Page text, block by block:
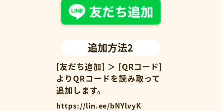
追加方法2
[友だち追加] ＞ [QRコード]
よりQRコードを読み取って
追加します。
https://lin.ee/bNYlvyK